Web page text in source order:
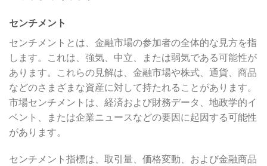
センチメント
センチメントとは、金融市場の参加者の全体的な見方を指
します。これは、強気、中立、または弱気である可能性が
あります。これらの見解は、金融市場や株式、通貨、商品
などのさまざまな資産に対して持たれることがあります。
市場センチメントは、経済および財務データ、地政学的イ
ベント、または企業ニュースなどの要因に起因する可能性
があります。
センチメント指標は、取引量、価格変動、および金融商品